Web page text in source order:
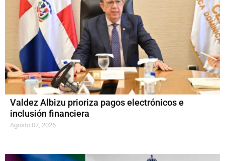
Valdez Albizu prioriza pagos electrónicos e
inclusión financiera
Agosto 07, 2026